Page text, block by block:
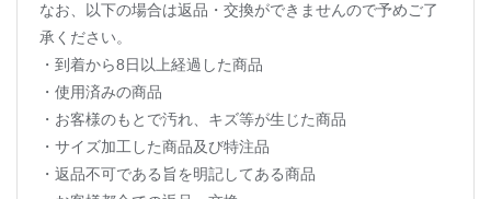
なお、以下の場合は返品・交換ができませんので予めご了
承ください。
・到着から8日以上経過した商品
・使用済みの商品
・お客様のもとで汚れ、キズ等が生じた商品
・サイズ加工した商品及び特注品
・返品不可である旨を明記してある商品